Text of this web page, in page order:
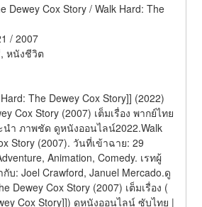
Dewey Cox Story / Walk Hard: The
/ 2007
หนังชีวิต
The Dewey Cox Story]] (2022)
Cox Story (2007) เต็มเรื่อง พากย์ไทย
ำ ภาพชัด ดูหนังออนไลน์2022.Walk
Story (2007). วันที่เข้าฉาย: 29
Animation, Comedy. เรทผู้
บ: Joel Crawford, Januel Mercado.ดู
Dewey Cox Story (2007) เต็มเรื่อง (
Cox Story]]) ดูหนังออนไลน์ ซับไทย |